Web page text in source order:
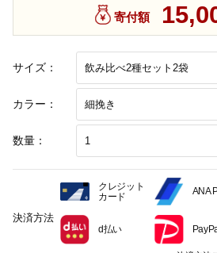
サイズ：
カラー：
数量：
寄付額
決済方法
クレジット
カード
ANA
d払い